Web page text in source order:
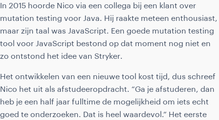
In 2015 hoorde Nico via een collega bij een klant over
mutation testing voor Java. Hij raakte meteen enthousiast,
maar zijn taal was JavaScript. Een goede mutation testing
tool voor JavaScript bestond op dat moment nog niet en
zo ontstond het idee van Stryker.
Het ontwikkelen van een nieuwe tool kost tijd, dus schreef
Nico het uit als afstudeeropdracht. “Ga je afstuderen, dan
heb je een half jaar fulltime de mogelijkheid om iets echt
goed te onderzoeken. Dat is heel waardevol.” Het eerste